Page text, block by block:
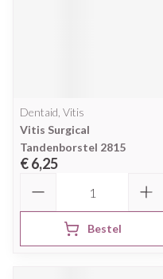
Dentaid, Vitis
Vitis Surgical
Tandenborstel 2815
€ 6,25
Bestel